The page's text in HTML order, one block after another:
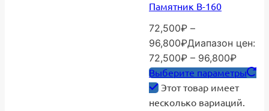
Памятник В-160
72,500₽ –
96,800₽Диапазон цен:
72,500₽ – 96,800₽
Выберите параметры
Этот товар имеет
несколько вариаций.